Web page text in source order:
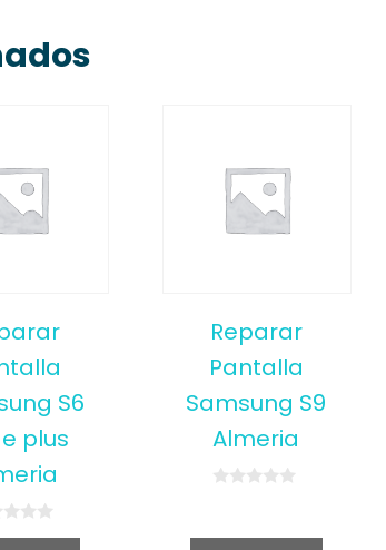
S6
plus
Reparar
Pantalla
Samsung S9
Almeria